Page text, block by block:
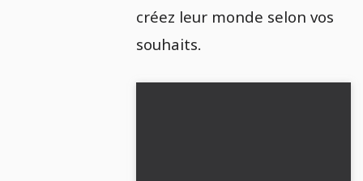
créez leur monde selon vos
souhaits.